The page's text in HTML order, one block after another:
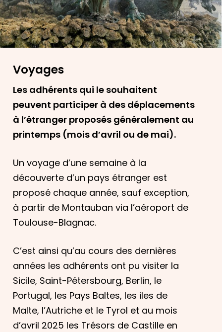
Voyages
Les adhérents qui le souhaitent
peuvent participer à des déplacements
à l’étranger proposés généralement au
printemps (mois d’avril ou de mai).
Un voyage d’une semaine à la
découverte d’un pays étranger est
proposé chaque année, sauf exception,
à partir de Montauban via l’aéroport de
Toulouse-Blagnac.
C’est ainsi qu’au cours des dernières
années les adhérents ont pu visiter la
Sicile, Saint-Pétersbourg, Berlin, le
Portugal, les Pays Baltes, les iles de
Malte, l’Autriche et le Tyrol et au mois
d’avril 2025 les Trésors de Castille en